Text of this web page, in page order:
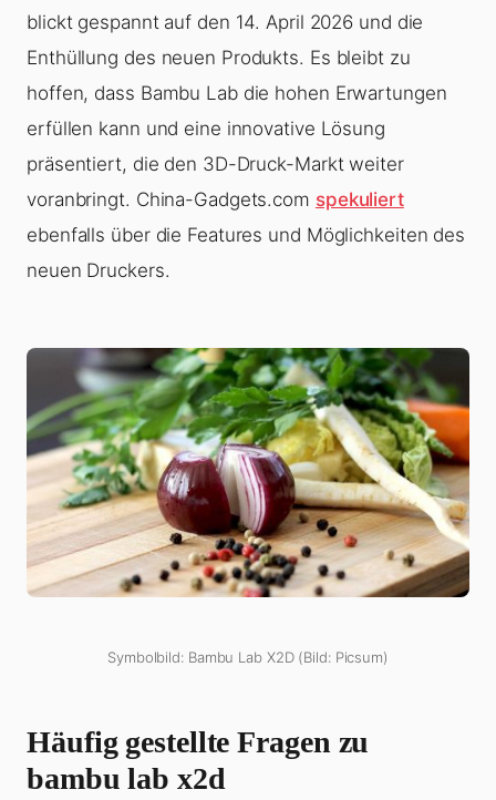
blickt gespannt auf den 14. April 2026 und die
Enthüllung des neuen Produkts. Es bleibt zu
hoffen, dass Bambu Lab die hohen Erwartungen
erfüllen kann und eine innovative Lösung
präsentiert, die den 3D-Druck-Markt weiter
voranbringt. China-Gadgets.com spekuliert
ebenfalls über die Features und Möglichkeiten des
neuen Druckers.
Symbolbild: Bambu Lab X2D (Bild: Picsum)
Häufig gestellte Fragen zu
bambu lab x2d